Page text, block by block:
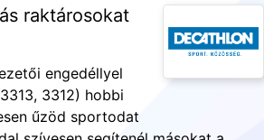
raktárosokat
engedéllyel
3312) hobbi
űzöd sportodat